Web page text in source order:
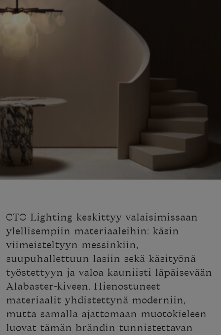
CTO Lighting keskittyy valaisimissaan
ylellisempiin materiaaleihin: käsin
viimeisteltyyn messinkiin,
suupuhallettuun lasiin sekä käsityönä
työstettyyn ja valoa kauniisti läpäisevään
Alabaster-kiveen. Hienostuneet
materiaalit yhdistettynä moderniin,
mutta samalla ajattomaan muotokieleen
luovat tämän brändin tunnistettavan